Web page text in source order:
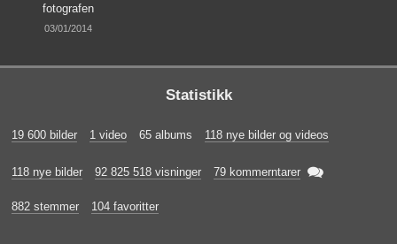
fotografen
03/01/2014
Statistikk
19 600 bilder 1 video 65 albums 118 nye bilder og videos
118 nye bilder 92 825 518 visninger 79 kommerntarer 
882 stemmer 104 favoritter